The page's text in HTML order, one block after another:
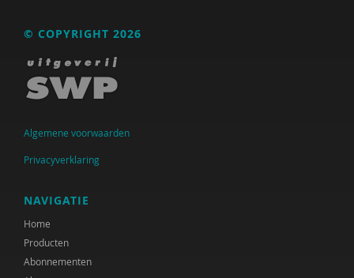
© COPYRIGHT 2026
Algemene voorwaarden
Privacyverklaring
NAVIGATIE
Home
Producten
Abonnementen